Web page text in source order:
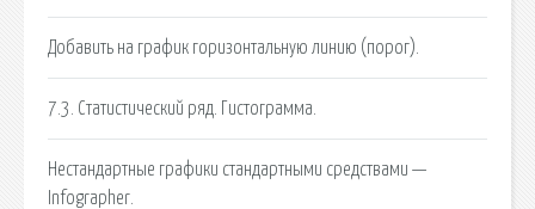
Добавить на график горизонтальную линию (порог).
7.3. Статистический ряд. Гистограмма.
Нестандартные графики стандартными средствами —
Infographer.